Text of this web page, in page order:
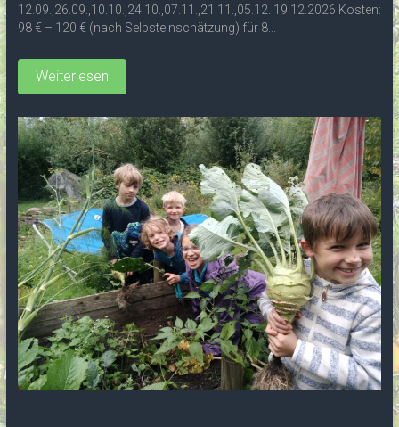
12.09.,26.09.,10.10.,24.10.,07.11.,21.11.,05.12. 19.12.2026 Kosten:
98 € – 120 € (nach Selbsteinschätzung) für 8...
Weiterlesen